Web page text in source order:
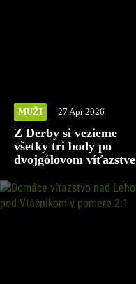
MUŽI 27 Apr 2026
Z Derby si vezieme
všetky tri body po
dvojgólovom víťazstve